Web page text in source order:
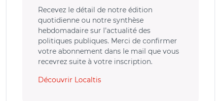
Recevez le détail de notre édition
quotidienne ou notre synthèse
hebdomadaire sur l’actualité des
politiques publiques. Merci de confirmer
votre abonnement dans le mail que vous
recevrez suite à votre inscription.
Découvrir Localtis